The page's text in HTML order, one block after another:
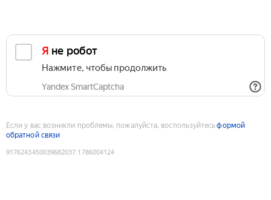
Я не робот
Нажмите, чтобы продолжить
Yandex SmartCaptcha
Если у вас возникли проблемы, пожалуйста, воспользуйтесьформой
обратной связи
9176243450039682037:1786004124